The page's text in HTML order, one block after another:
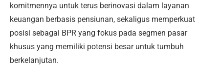
komitmennya untuk terus berinovasi dalam layanan
keuangan berbasis pensiunan, sekaligus memperkuat
posisi sebagai BPR yang fokus pada segmen pasar
khusus yang memiliki potensi besar untuk tumbuh
berkelanjutan.